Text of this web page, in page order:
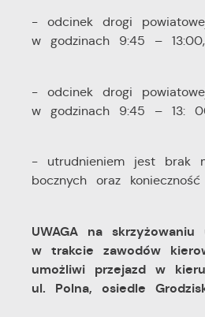
- odcinek drogi
w godzinach 9:45 – 13:00,
- odcinek drogi
w godzinach 9:45 – 13:
- utrudnieniem jest brak
bocznych oraz konieczność
UWAGA na
w trakcie zawodów
umożliwi przejazd w
ul. Polna, osiedle